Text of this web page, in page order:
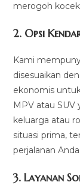
merogoh
2. Opsi
Kami
disesuaikan
ekonomis
MPV atau SUV
keluarga atau
situasi prima,
perjalanan Anda.
3.Layanan